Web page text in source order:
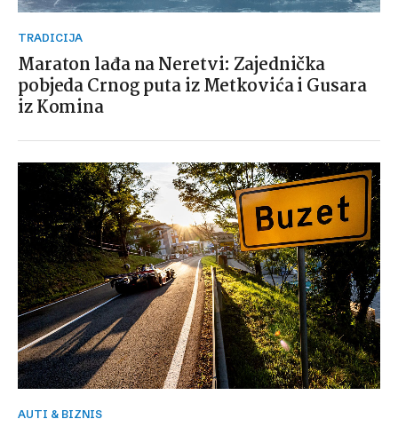
TRADICIJA
Maraton lađa na Neretvi: Zajednička
pobjeda Crnog puta iz Metkovića i Gusara
iz Komina
AUTI & BIZNIS